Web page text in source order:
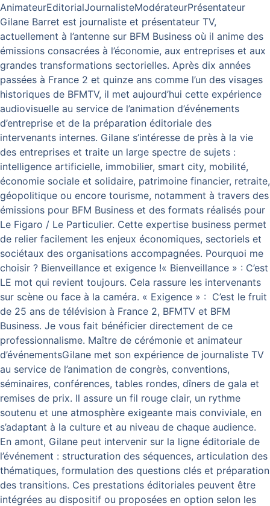
AnimateurEditorialJournalisteModérateurPrésentateur
Gilane Barret est journaliste et présentateur TV,
actuellement à l’antenne sur BFM Business où il anime des
émissions consacrées à l’économie, aux entreprises et aux
grandes transformations sectorielles. Après dix années
passées à France 2 et quinze ans comme l’un des visages
historiques de BFMTV, il met aujourd’hui cette expérience
audiovisuelle au service de l’animation d’événements
d’entreprise et de la préparation éditoriale des
intervenants internes. Gilane s’intéresse de près à la vie
des entreprises et traite un large spectre de sujets :
intelligence artificielle, immobilier, smart city, mobilité,
économie sociale et solidaire, patrimoine financier, retraite,
géopolitique ou encore tourisme, notamment à travers des
émissions pour BFM Business et des formats réalisés pour
Le Figaro / Le Particulier. Cette expertise business permet
de relier facilement les enjeux économiques, sectoriels et
sociétaux des organisations accompagnées. Pourquoi me
choisir ? Bienveillance et exigence !« Bienveillance » : C’est
LE mot qui revient toujours. Cela rassure les intervenants
sur scène ou face à la caméra. « Exigence » : C’est le fruit
de 25 ans de télévision à France 2, BFMTV et BFM
Business. Je vous fait bénéficier directement de ce
professionnalisme. Maître de cérémonie et animateur
d’événementsGilane met son expérience de journaliste TV
au service de l’animation de congrès, conventions,
séminaires, conférences, tables rondes, dîners de gala et
remises de prix. Il assure un fil rouge clair, un rythme
soutenu et une atmosphère exigeante mais conviviale, en
s’adaptant à la culture et au niveau de chaque audience.
En amont, Gilane peut intervenir sur la ligne éditoriale de
l’événement : structuration des séquences, articulation des
thématiques, formulation des questions clés et préparation
des transitions. Ces prestations éditoriales peuvent être
intégrées au dispositif ou proposées en option selon les